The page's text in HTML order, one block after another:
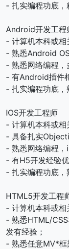
- 扎实编程功底，
Android开发工程
- 计算机本科或
- 熟悉Android
- 熟悉网络编程，
- 有Android插件
- 扎实编程功底，
IOS开发工程师
- 计算机本科或相
- 具备扎实
- 熟悉网络编程，
- 有H5开发经验
- 扎实编程功底，
HTML5开发工程
- 计算机本科或相
- 熟悉HTML/
发有经验；
- 熟悉任意MV*框